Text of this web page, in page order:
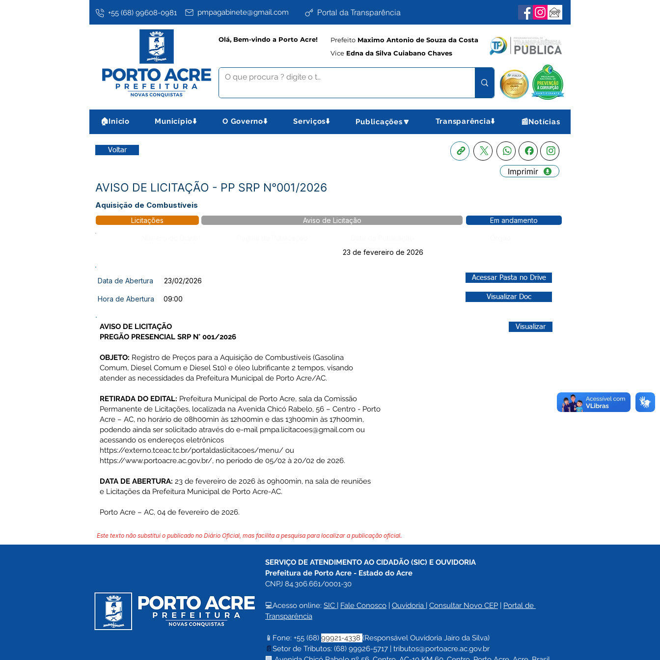
+55 (68) 99608-0981 pmpagabinete@gmail.com Portal da Transparência
Olá, Bem-vindo a Porto Acre! Prefeito Maximo Antonio de Souza da Costa
Vice Edna da Silva Cuiabano Chaves
🏠Inicio Município⬇️ O Governo⬇️ Serviços⬇️ Publicações🔽 Transparência⬇️ 📰Notícias
Voltar
Imprimir
AVISO DE LICITAÇÃO - PP SRP N°001/2026
Aquisição de Combustíveis
Licitações Aviso de Licitação Em andamento
23 de fevereiro de 2026
Data de Abertura 23/02/2026
Hora de Abertura 09:00
Acessar Pasta no Drive
Visualizar Doc
AVISO DE LICITAÇÃO
PREGÃO PRESENCIAL SRP N° 001/2026
OBJETO: Registro de Preços para a Aquisição de Combustíveis (Gasolina
Comum, Diesel Comum e Diesel S10) e óleo lubrificante 2 tempos, visando
atender as necessidades da Prefeitura Municipal de Porto Acre/AC.
RETIRADA DO EDITAL: Prefeitura Municipal de Porto Acre, sala da Comissão
Permanente de Licitações, localizada na Avenida Chicó Rabelo, 56 – Centro - Porto
Acre – AC, no horário de 08h00min às 12h00min e das 13h00min às 17h00min,
podendo ainda ser solicitado através do e-mail pmpa.licitacoes@gmail.com ou
acessando os endereços eletrônicos
https://externo.tceac.tc.br/portaldaslicitacoes/menu/ ou
https://www.portoacre.ac.gov.br/, no período de 05/02 à 20/02 de 2026.
DATA DE ABERTURA: 23 de fevereiro de 2026 às 09h00min, na sala de reuniões
e Licitações da Prefeitura Municipal de Porto Acre-AC.
Porto Acre – AC, 04 de fevereiro de 2026.
Visualizar
Este texto não substitui o publicado no Diário Oficial, mas facilita a pesquisa para localizar a publicação oficial.
SERVIÇO DE ATENDIMENTO AO CIDADÃO (SIC) E OUVIDORIA
Prefeitura de Porto Acre - Estado do Acre
CNPJ 84.306.661/0001-30
💻Acesso online: SIC | Fale Conosco | Ouvidoria | Consultar Novo CEP | Portal de
Transparência
📱Fone: +55 (68) 99921-4338 (Responsável Ouvidoria Jairo da Silva)
📄 Setor de Tributos: (68) 99926-5717 | tributos@portoacre.ac.gov.br